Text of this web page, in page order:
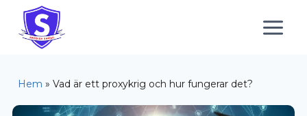
Hem »Vad är ett proxykrig och hur fungerar det?